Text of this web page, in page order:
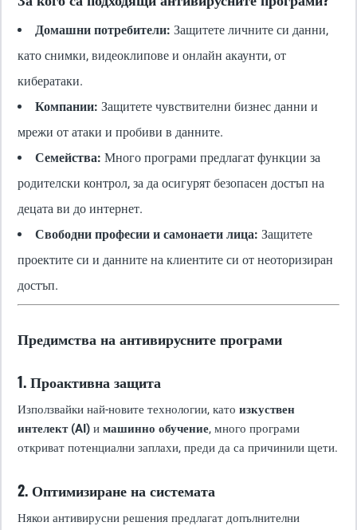
Домашни потребители: Защитете личните си данни,
като снимки, видеоклипове и онлайн акаунти, от
кибератаки.
Компании: Защитете чувствителни бизнес данни и
мрежи от атаки и пробиви в данните.
Семейства: Много програми предлагат функции за
родителски контрол, за да осигурят безопасен достъп на
децата ви до интернет.
Свободни професии и самонаети лица: Защитете
проектите си и данните на клиентите си от неоторизиран
достъп.
Предимства на антивирусните програми
1. Проактивна защита
Използвайки най-новите технологии, като изкуствен
интелект (AI) и машинно обучение, много програми
откриват потенциални заплахи, преди да са причинили щети.
2. Оптимизиране на системата
Някои антивирусни решения предлагат допълнителни